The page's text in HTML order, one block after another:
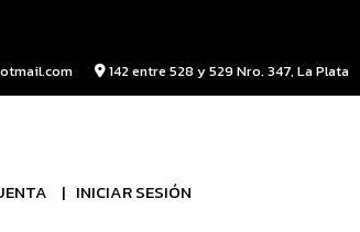
142 entre 528 y 529 Nro. 347, La Plata
INICIAR SESIÓN